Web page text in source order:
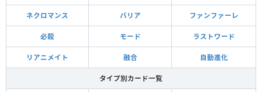
ネクロマンス バリア ファンファーレ
必殺 モード ラストワード
リアニメイト 融合 自動進化
タイプ別カード一覧